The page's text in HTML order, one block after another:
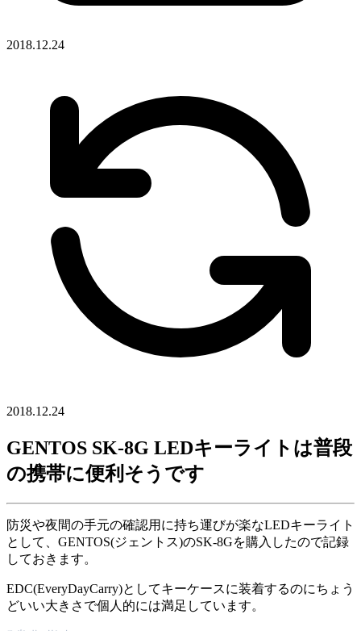
2018.12.24
2018.12.24
GENTOS SK-8G LEDキーライトは普段
の携帯に便利そうです
防災や夜間の手元の確認用に持ち運びが楽なLEDキーライト
として、GENTOS(ジェントス)のSK-8Gを購入したので記録
しておきます。
EDC(EveryDayCarry)としてキーケースに装着するのにちょう
どいい大きさで個人的には満足しています。